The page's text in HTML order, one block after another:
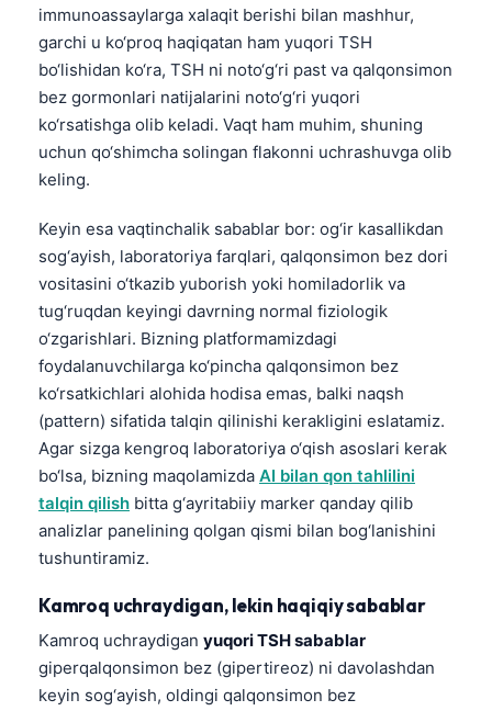
immunoassaylarga xalaqit berishi bilan mashhur,
garchi u ko‘proq haqiqatan ham yuqori TSH
bo‘lishidan ko‘ra, TSH ni noto‘g‘ri past va qalqonsimon
bez gormonlari natijalarini noto‘g‘ri yuqori
ko‘rsatishga olib keladi. Vaqt ham muhim, shuning
uchun qo‘shimcha solingan flakonni uchrashuvga olib
keling.
Keyin esa vaqtinchalik sabablar bor: og‘ir kasallikdan
sog‘ayish, laboratoriya farqlari, qalqonsimon bez dori
vositasini o‘tkazib yuborish yoki homiladorlik va
tug‘ruqdan keyingi davrning normal fiziologik
o‘zgarishlari. Bizning platformamizdagi
foydalanuvchilarga ko‘pincha qalqonsimon bez
ko‘rsatkichlari alohida hodisa emas, balki naqsh
(pattern) sifatida talqin qilinishi kerakligini eslatamiz.
Agar sizga kengroq laboratoriya o‘qish asoslari kerak
bo‘lsa, bizning maqolamizda AI bilan qon tahlilini
talqin qilish bitta g‘ayritabiiy marker qanday qilib
analizlar panelining qolgan qismi bilan bog‘lanishini
tushuntiramiz.
Kamroq uchraydigan, lekin haqiqiy sabablar
Kamroq uchraydigan yuqori TSH sabablar
giperqalqonsimon bez (gipertireoz) ni davolashdan
keyin sog‘ayish, oldingi qalqonsimon bez